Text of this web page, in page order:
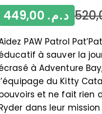
د.م.
PAW Patrol
à sauver la
à Adventure
du Kitty
et ne fait rien
dans leur